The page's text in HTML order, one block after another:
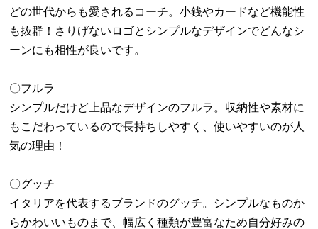
どの世代からも愛されるコーチ。小銭やカードなど機能性
も抜群！さりげないロゴとシンプルなデザインでどんなシ
ーンにも相性が良いです。
〇フルラ
シンプルだけど上品なデザインのフルラ。収納性や素材に
もこだわっているので長持ちしやすく、使いやすいのが人
気の理由！
〇グッチ
イタリアを代表するブランドのグッチ。シンプルなものか
らかわいいものまで、幅広く種類が豊富なため自分好みの